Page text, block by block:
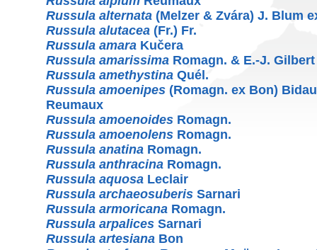
Russula alternata (Melzer & Zvára) J. Blum
Russula alutacea (Fr.) Fr.
Russula amara Kučera
Russula amarissima Romagn. & E.-J. Gilbert
Russula amethystina Quél.
Russula amoenipes (Romagn. ex Bon)
Reumaux
Russula amoenoides Romagn.
Russula amoenolens Romagn.
Russula anatina Romagn.
Russula anthracina Romagn.
Russula aquosa Leclair
Russula archaeosuberis Sarnari
Russula armoricana Romagn.
Russula arpalices Sarnari
Russula artesiana Bon